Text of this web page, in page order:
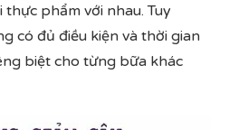
phẩm với nhau. Tuy
có đủ điều kiện và thời gian
biệt cho từng bữa khác